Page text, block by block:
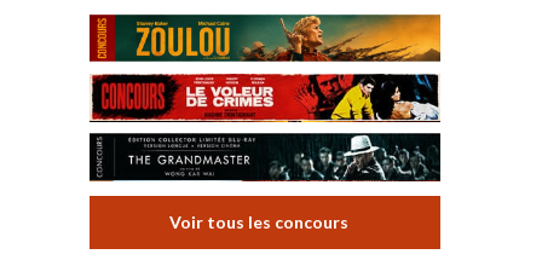
Voir tous les concours